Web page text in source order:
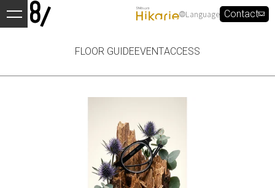
Language Contact
FLOOR GUIDEEVENTACCESS